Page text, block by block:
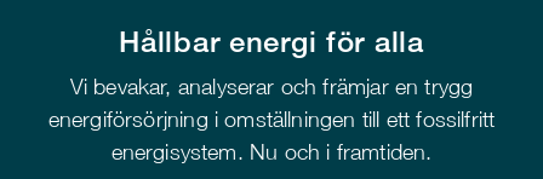
Hållbar energi för alla
Vi bevakar, analyserar och främjar en trygg
energiförsörjning i omställningen till ett fossilfritt
energisystem. Nu och i framtiden.